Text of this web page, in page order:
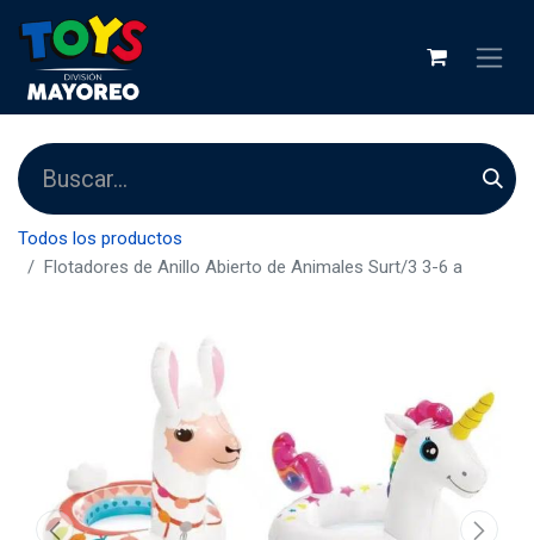
Todos los productos
Flotadores de Anillo Abierto de Animales Surt/3 3-6 a